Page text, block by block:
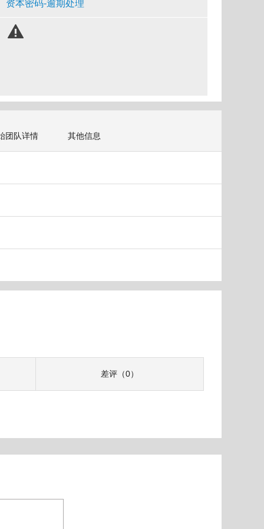
资本密码-逾期处理
团队详情 其他信息
差评（0）